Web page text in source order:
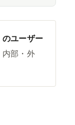
ユーザー
部・外